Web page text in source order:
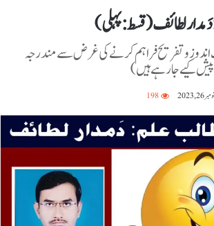
لطائف ( قسط: پہلی)
اندوز و تفریح فراہم کرنے کی غرض سے مندرجہ
پیش کیے جارہے ہیں)
نومبر 26, 2023 198